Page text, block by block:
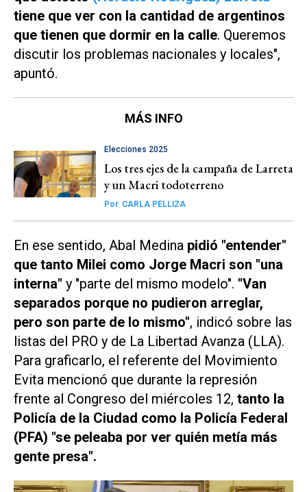
tiene que ver con la cantidad de argentinos
que tienen que dormir en la calle. Queremos
discutir los problemas nacionales y locales",
apuntó.
MÁS INFO
Elecciones 2025
Los tres ejes de la campaña de Larreta
y un Macri todoterreno
Por CARLA PELLIZA
En ese sentido, Abal Medina pidió "entender"
que tanto Milei como Jorge Macri son "una
interna" y "parte del mismo modelo". "Van
separados porque no pudieron arreglar,
pero son parte de lo mismo", indicó sobre las
listas del PRO y de La Libertad Avanza (LLA).
Para graficarlo, el referente del Movimiento
Evita mencionó que durante la represión
frente al Congreso del miércoles 12, tanto la
Policía de la Ciudad como la Policía Federal
(PFA) "se peleaba por ver quién metía más
gente presa".